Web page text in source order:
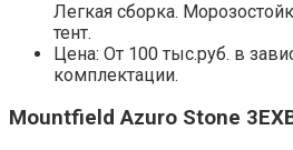
Легкая сборка.
тент.
Цена: От 100 тыс.руб. в
комплектации.
Mountfield Azuro Stone